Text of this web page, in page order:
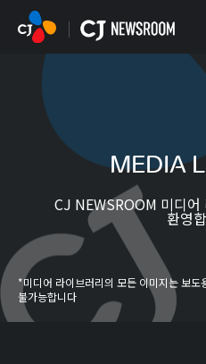
본문 바
MEDIA
CJ NEWSROOM 미디
환영
*미디어 라이브러리의 모든 이미지는 보
불가능합니다